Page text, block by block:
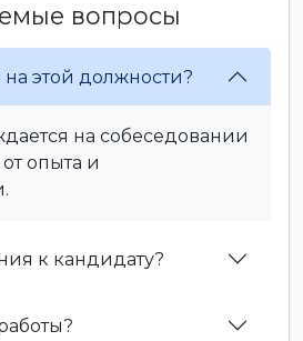
вопросы
на этой должности?
на собеседовании
опыта и
к кандидату?